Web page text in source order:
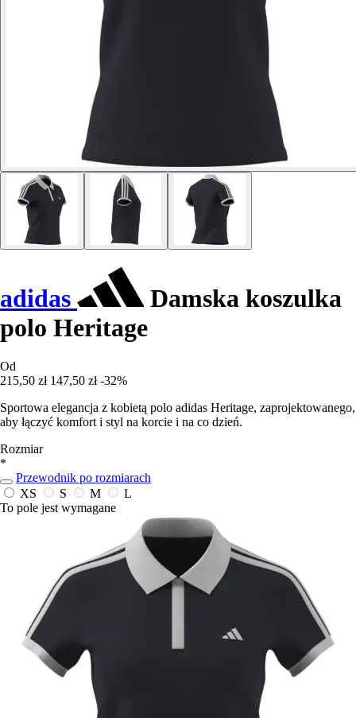
adidas
Damska koszulka
polo Heritage
Od
215,50 zł 147,50 zł -32%
Sportowa elegancja z kobietą polo adidas Heritage, zaprojektowanego,
aby łączyć komfort i styl na korcie i na co dzień.
Rozmiar
*
Przewodnik po rozmiarach
XS
S M
L
To pole jest wymagane